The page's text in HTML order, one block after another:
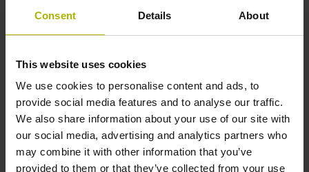
Consent Details About
This website uses cookies
We use cookies to personalise content and ads, to
provide social media features and to analyse our traffic.
We also share information about your use of our site with
our social media, advertising and analytics partners who
may combine it with other information that you’ve
provided to them or that they’ve collected from your use